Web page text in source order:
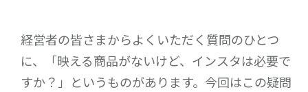
経営者の皆さまからよくいただく質問のひとつ
に、「映える商品がないけど、インスタは必要で
すか？」というものがあります。今回はこの疑問